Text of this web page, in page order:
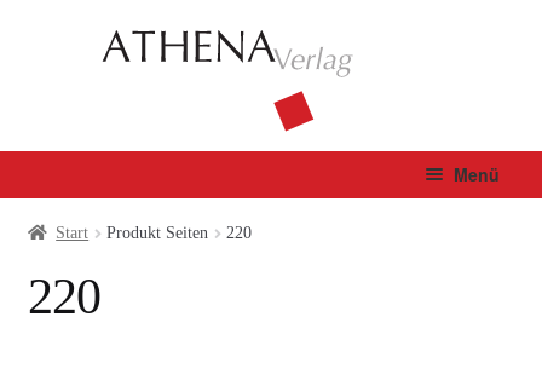
Menü
Verlag
Start Produkt Seiten 220
220